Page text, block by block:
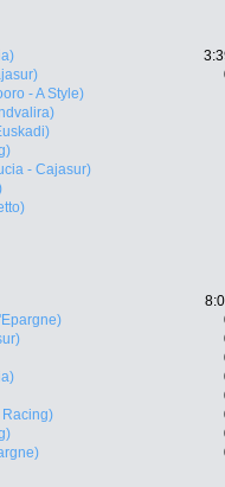
- A Style)
- Cajasur)